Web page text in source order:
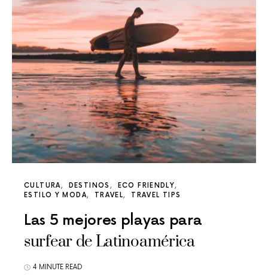
CULTURA DESTINOS
ECO FRIENDLY
ESTILO Y MODA
TRAVEL TRAVEL TIPS
Las 5 mejores playas para
surfear de Latinoamérica
4 MINUTE READ